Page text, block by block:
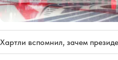
Хартли вспомнил, зачем